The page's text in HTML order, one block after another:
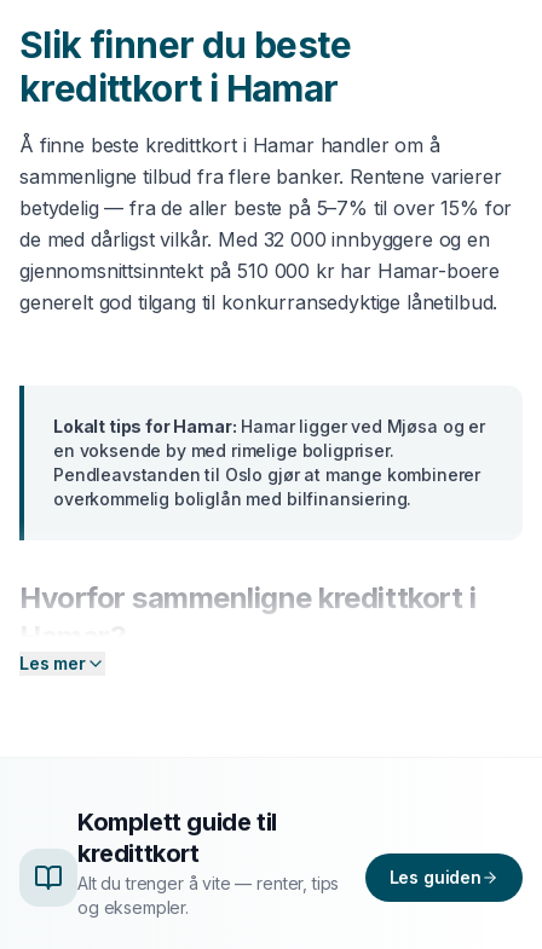
Slik finner du beste
kredittkorti Hamar
Å finne beste kredittkort i Hamarhandler om å
sammenligne tilbud fra flere banker. Rentene varierer
betydelig — fra de aller beste på 5–7% til over 15% for
de med dårligst vilkår. Med 32 000 innbyggere og en
gjennomsnittsinntekt på510 000 krhar Hamar-boere
generelt god tilgang til konkurransedyktige lånetilbud.
Lokalt tips forHamar: Hamar ligger ved Mjøsa og er
en voksende by med rimelige boligpriser.
Pendleavstanden til Oslo gjør at mange kombinerer
overkommelig boliglån med bilfinansiering.
Hvorfor sammenligne kredittkort i
Banker i
sammenligne aktuelle tilbud og finne det som passer
deg best.
Slik fungerer prosessen
Les mer
Komplett guide til
kredittkort
Alt du trenger å vite — renter, tips
og eksempler.
Les guiden